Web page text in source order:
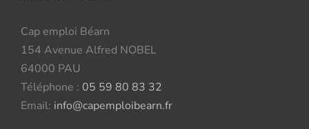
Cap emploi Béarn
154 Avenue Alfred NOBEL
64000 PAU
Téléphone : 05 59 80 83 32
Email: info@capemploibearn.fr